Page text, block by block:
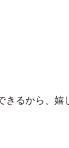
るから、嬉